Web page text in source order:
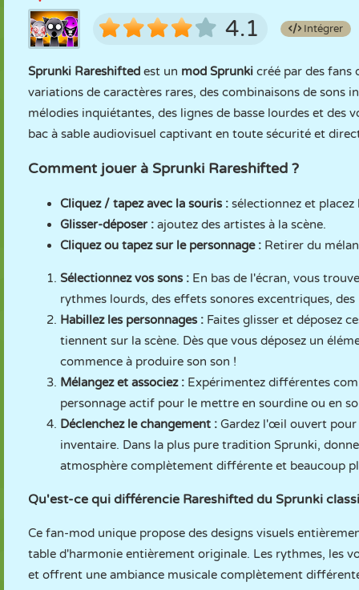
4.1 Intégrer
Sprunki Rareshifted est un mod Sprunki créé par des fans
variations de caractères rares, des combinaisons de sons
mélodies inquiétantes, des lignes de basse lourdes et des
bac à sable audiovisuel captivant en toute sécurité et
Comment jouer à Sprunki Rareshifted ?
Cliquez / tapez avec la souris : sélectionnez et placez
Glisser-déposer : ajoutez des artistes à la scène.
Cliquez ou tapez sur le personnage : Retirer du
Sélectionnez vos sons : En bas de l'écran, vous
rythmes lourds, des effets sonores excentriques,
Habillez les personnages : Faites glisser et déposez
tiennent sur la scène. Dès que vous déposez un
commence à produire son son !
Mélangez et associez : Expérimentez différentes
personnage actif pour le mettre en sourdine ou en
Déclenchez le changement : Gardez l'œil ouvert pour
inventaire. Dans la plus pure tradition Sprunki,
atmosphère complètement différente et beaucoup
Qu'est-ce qui différencie Rareshifted du Sprunki
Ce fan-mod unique propose des designs visuels
table d'harmonie entièrement originale. Les rythmes, les
et offrent une ambiance musicale complètement